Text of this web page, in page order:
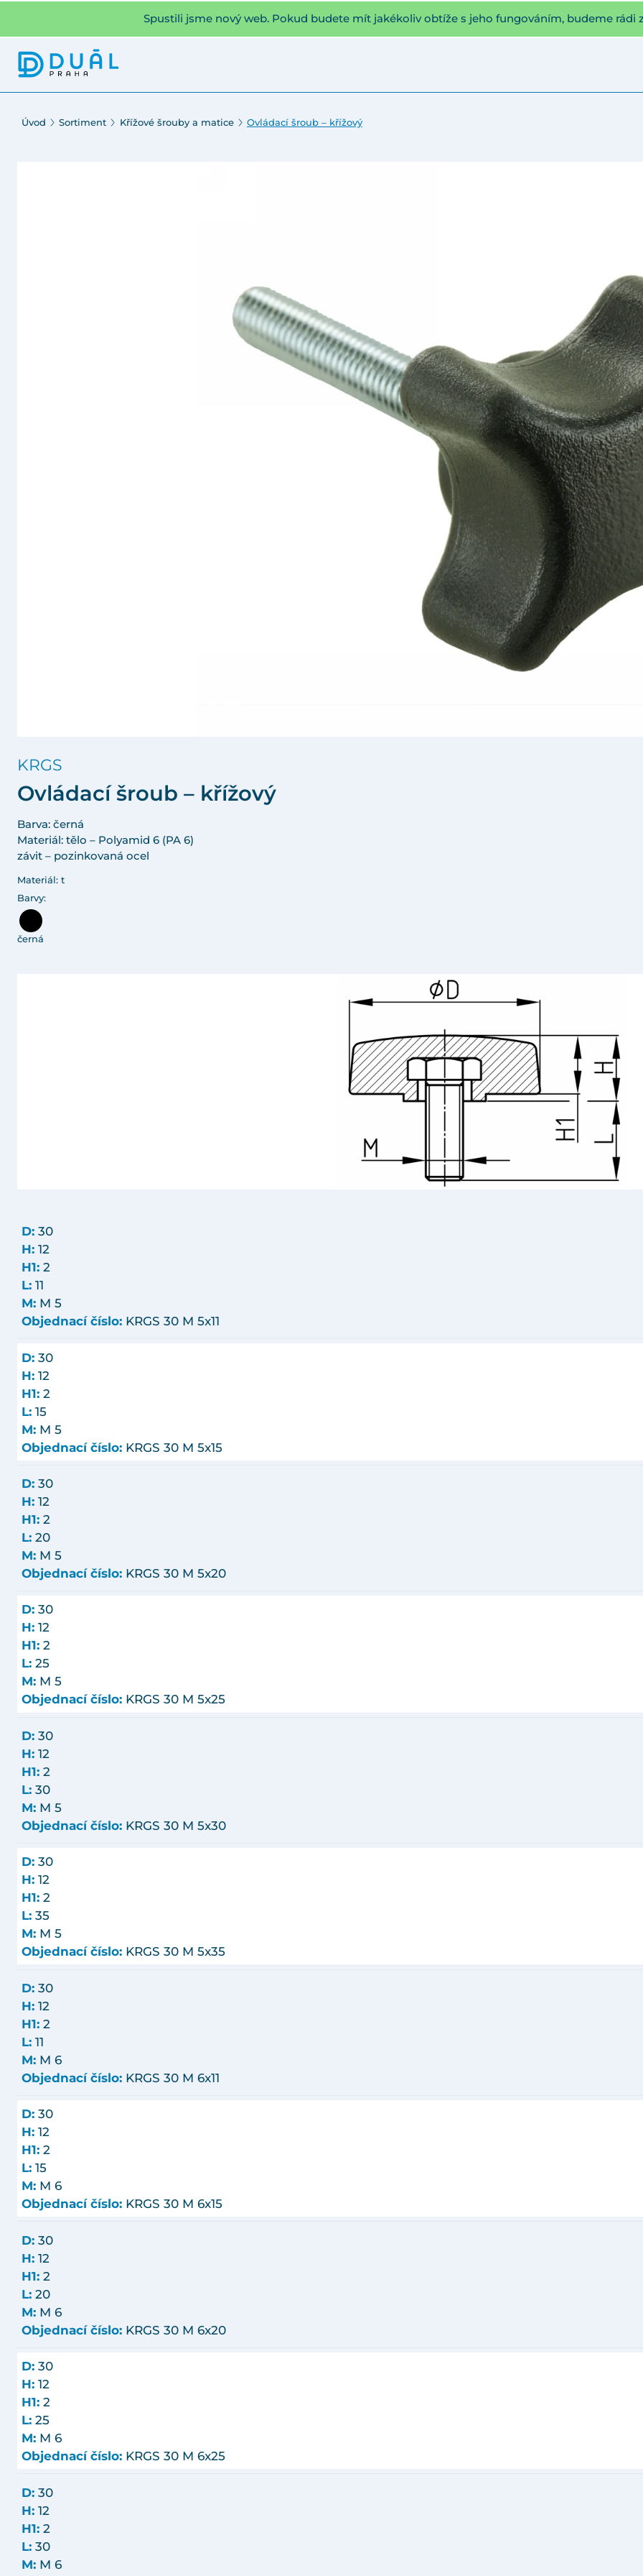
Spustili jsme nový web. Pokud budete mít jakékoliv obtíže s jeho fungováním, budeme rádi
Úvod Sortiment Křížové šrouby a matice Ovládací šroub – křížový
KRGS
Ovládací šroub – křížový
Barva: černá
Materiál: tělo – Polyamid 6 (PA 6)
závit – pozinkovaná ocel
Materiál: t
Barvy:
černá
D: 30
H: 12
H1: 2
L: 11
M: M 5
Objednací číslo: KRGS 30 M 5x11
D: 30
H: 12
H1: 2
L: 15
M: M 5
Objednací číslo: KRGS 30 M 5x15
D: 30
H: 12
H1: 2
L: 20
M: M 5
Objednací číslo: KRGS 30 M 5x20
D: 30
H: 12
H1: 2
L: 25
M: M 5
Objednací číslo: KRGS 30 M 5x25
D: 30
H: 12
H1: 2
L: 30
M: M 5
Objednací číslo: KRGS 30 M 5x30
D: 30
H: 12
H1: 2
L: 35
M: M 5
Objednací číslo: KRGS 30 M 5x35
D: 30
H: 12
H1: 2
L: 11
M: M 6
Objednací číslo: KRGS 30 M 6x11
D: 30
H: 12
H1: 2
L: 15
M: M 6
Objednací číslo: KRGS 30 M 6x15
D: 30
H: 12
H1: 2
L: 20
M: M 6
Objednací číslo: KRGS 30 M 6x20
D: 30
H: 12
H1: 2
L: 25
M: M 6
Objednací číslo: KRGS 30 M 6x25
D: 30
H: 12
H1: 2
L: 30
M: M 6